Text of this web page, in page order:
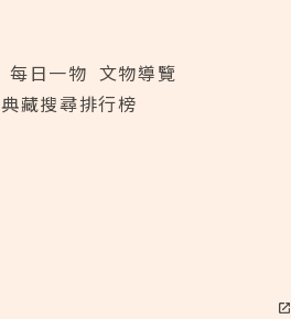
每日一物 文物導覽
典藏搜尋排行榜